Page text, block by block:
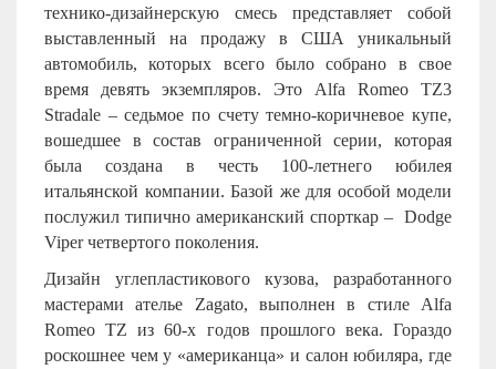
технико-дизайнерскую смесь представляет собой
выставленный на продажу в США уникальный
автомобиль, которых всего было собрано в свое
время девять экземпляров. Это Alfa Romeo TZ3
Stradale – седьмое по счету темно-коричневое купе,
вошедшее в состав ограниченной серии, которая
была создана в честь 100-летнего юбилея
итальянской компании. Базой же для особой модели
послужил типично американский спорткар – Dodge
Viper четвертого поколения.
Дизайн углепластикового кузова, разработанного
мастерами ателье Zagato, выполнен в стиле Alfa
Romeo TZ из 60-х годов прошлого века. Гораздо
роскошнее чем у «американца» и салон юбиляра, где